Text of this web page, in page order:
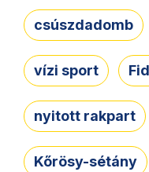
csúszdadomb
vízi sport
nyitott rakpart
Kőrösy-sétány